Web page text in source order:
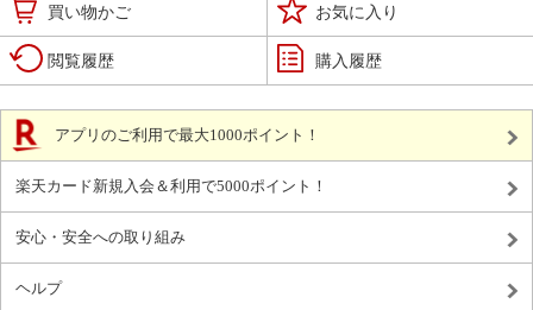
買い物かご お気に入り
閲覧履歴 購入履歴
アプリのご利用で最大1000ポイント！
楽天カード新規入会＆利用で5000ポイント！
安心・安全への取り組み
ヘルプ